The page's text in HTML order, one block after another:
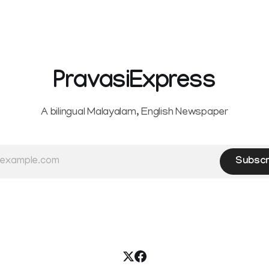
PravasiExpress
A bilingual Malayalam, English Newspaper